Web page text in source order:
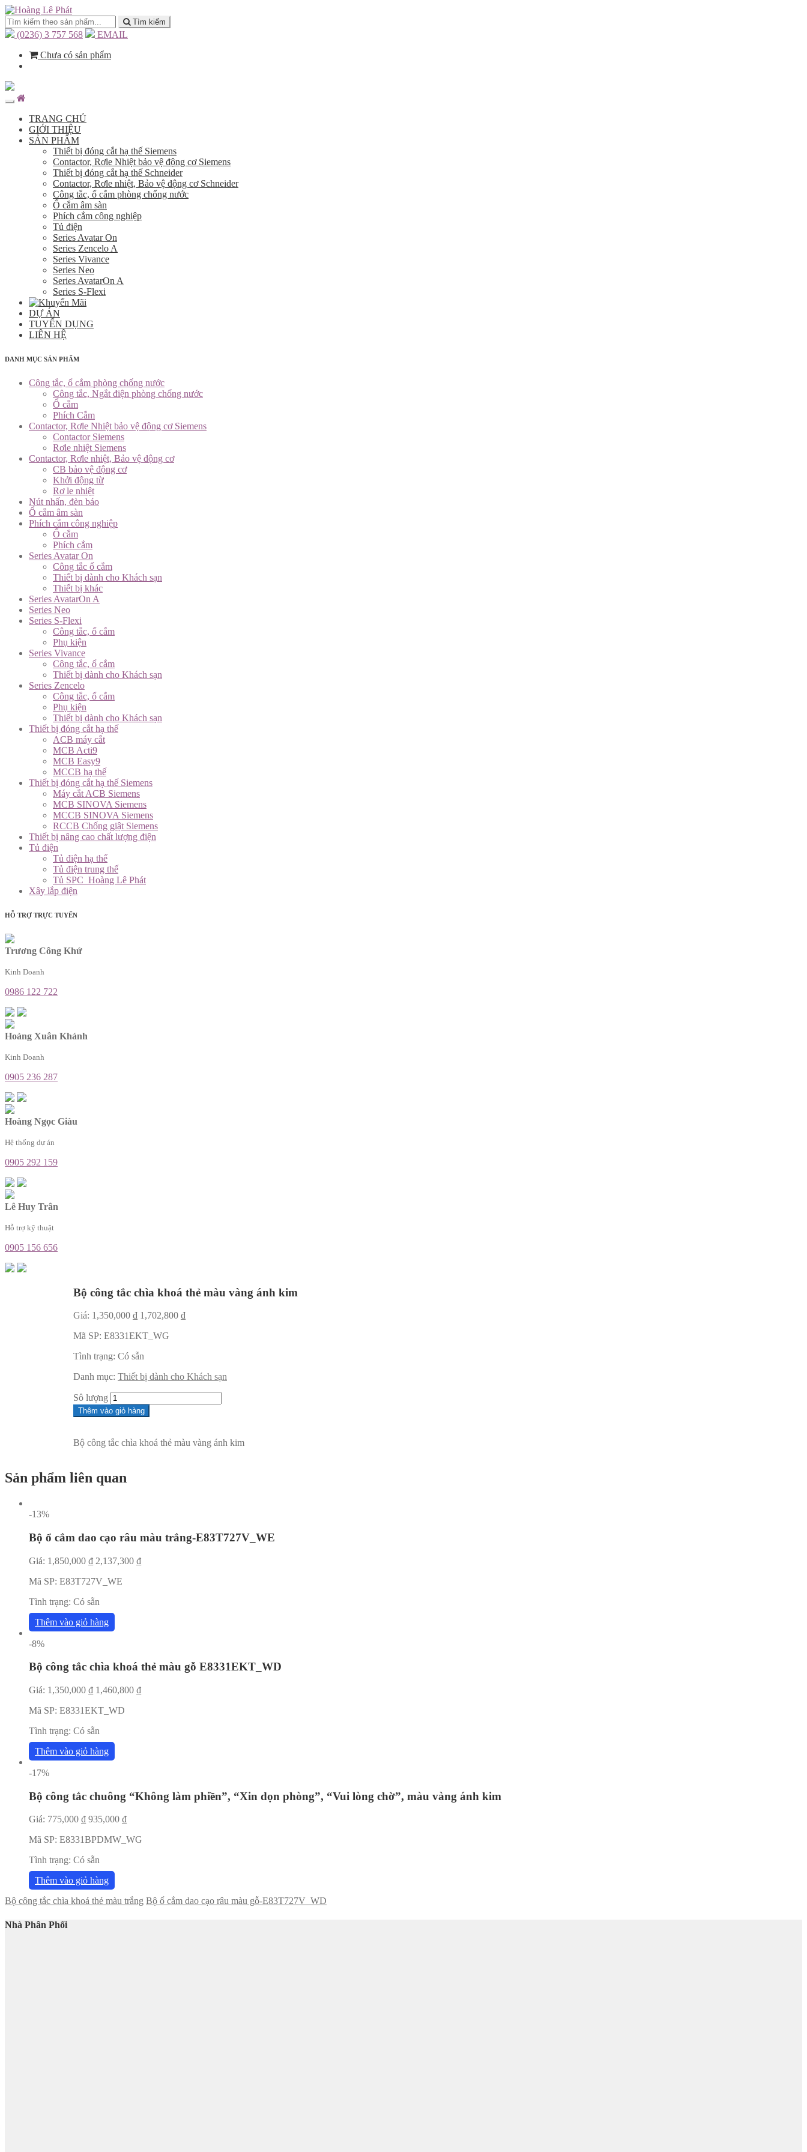
Tìm kiếm
(0236) 3 757 568
EMAIL
Chưa có sản phẩm
TRANG CHỦ
GIỚI THIỆU
SẢN PHẨM
Thiết bị đóng cắt hạ thế Siemens
Contactor, Rơle Nhiệt bảo vệ động cơ Siemens
Thiết bị đóng cắt hạ thế Schneider
Contactor, Rơle nhiệt, Bảo vệ động cơ Schneider
Công tắc, ổ cắm phòng chống nước
Ổ cắm âm sàn
Phích cắm công nghiệp
Tủ điện
Series Avatar On
Series Zencelo A
Series Vivance
Series Neo
Series AvatarOn A
Series S-Flexi
DỰ ÁN
TUYỂN DỤNG
LIÊN HỆ
DANH MỤC SẢN PHẨM
Công tắc, ổ cắm phòng chống nước
Công tắc, Ngắt điện phòng chống nước
Ổ cắm
Phích Cắm
Contactor, Rơle Nhiệt bảo vệ động cơ Siemens
Contactor Siemens
Rơle nhiệt Siemens
Contactor, Rơle nhiệt, Bảo vệ động cơ
CB bảo vệ động cơ
Khởi động từ
Rơ le nhiệt
Nút nhấn, đèn báo
Ổ cắm âm sàn
Phích cắm công nghiệp
Ổ cắm
Phích cắm
Series Avatar On
Công tắc ổ cắm
Thiết bị dành cho Khách sạn
Thiết bị khác
Series AvatarOn A
Series Neo
Series S-Flexi
Công tắc, ổ cắm
Phụ kiện
Series Vivance
Công tắc, ổ cắm
Thiết bị dành cho Khách sạn
Series Zencelo
Công tắc, ổ cắm
Phụ kiện
Thiết bị dành cho Khách sạn
Thiết bị đóng cắt hạ thế
ACB máy cắt
MCB Acti9
MCB Easy9
MCCB hạ thế
Thiết bị đóng cắt hạ thế Siemens
Máy cắt ACB Siemens
MCB SINOVA Siemens
MCCB SINOVA Siemens
RCCB Chống giật Siemens
Thiết bị nâng cao chất lượng điện
Tủ điện
Tủ điện hạ thế
Tủ điện trung thế
Tủ SPC_Hoàng Lê Phát
Xây lắp điện
HỖ TRỢ TRỰC TUYẾN
Trương Công Khứ
Kinh Doanh
0986 122 722
Hoàng Xuân Khánh
Kinh Doanh
0905 236 287
Hoàng Ngọc Giàu
Hệ thống dự án
0905 292 159
Lê Huy Trân
Hỗ trợ kỹ thuật
0905 156 656
Bộ công tắc chìa khoá thẻ màu vàng ánh kim
Giá: 1,350,000 ₫ 1,702,800 ₫
Mã SP: E8331EKT_WG
Tình trạng: Có sẵn
Danh mục: Thiết bị dành cho Khách sạn
Sô lượng
Thêm vào giỏ hàng
Bộ công tắc chìa khoá thẻ màu vàng ánh kim
Sản phẩm liên quan
-13%
Bộ ổ cắm dao cạo râu màu trắng-E83T727V_WE
Giá: 1,850,000 ₫ 2,137,300 ₫
Mã SP: E83T727V_WE
Tình trạng: Có sẵn
Thêm vào giỏ hàng
-8%
Bộ công tắc chìa khoá thẻ màu gỗ E8331EKT_WD
Giá: 1,350,000 ₫ 1,460,800 ₫
Mã SP: E8331EKT_WD
Tình trạng: Có sẵn
Thêm vào giỏ hàng
-17%
Bộ công tắc chuông “Không làm phiền”, “Xin dọn phòng”, “Vui lòng chờ”, màu vàng ánh kim
Giá: 775,000 ₫ 935,000 ₫
Mã SP: E8331BPDMW_WG
Tình trạng: Có sẵn
Thêm vào giỏ hàng
Bộ công tắc chìa khoá thẻ màu trắng Bộ ổ cắm dao cạo râu màu gỗ-E83T727V_WD
Nhà Phân Phối